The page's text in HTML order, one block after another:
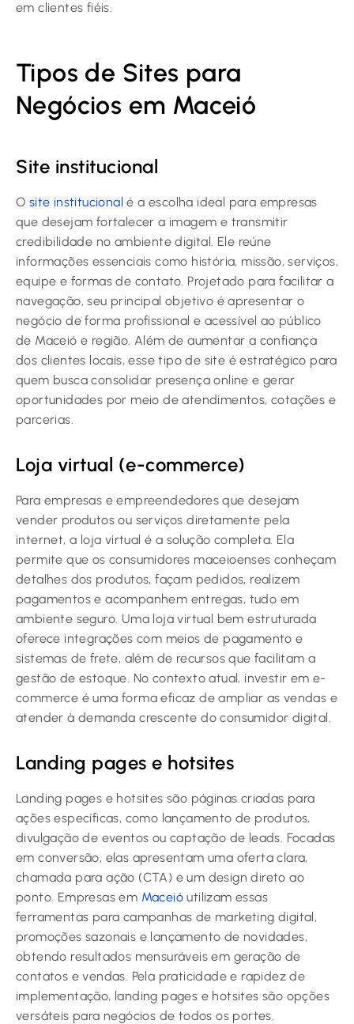
em clientes fiéis.
Tipos de Sites para
Negócios em Maceió
Site institucional
O site institucional é a escolha ideal para empresas
que desejam fortalecer a imagem e transmitir
credibilidade no ambiente digital. Ele reúne
informações essenciais como história, missão, serviços,
equipe e formas de contato. Projetado para facilitar a
navegação, seu principal objetivo é apresentar o
negócio de forma profissional e acessível ao público
de Maceió e região. Além de aumentar a confiança
dos clientes locais, esse tipo de site é estratégico para
quem busca consolidar presença online e gerar
oportunidades por meio de atendimentos, cotações e
parcerias.
Loja virtual (e-commerce)
Para empresas e empreendedores que desejam
vender produtos ou serviços diretamente pela
internet, a loja virtual é a solução completa. Ela
permite que os consumidores maceioenses conheçam
detalhes dos produtos, façam pedidos, realizem
pagamentos e acompanhem entregas, tudo em
ambiente seguro. Uma loja virtual bem estruturada
oferece integrações com meios de pagamento e
sistemas de frete, além de recursos que facilitam a
gestão de estoque. No contexto atual, investir em e-
commerce é uma forma eficaz de ampliar as vendas e
atender à demanda crescente do consumidor digital.
Landing pages e hotsites
Landing pages e hotsites são páginas criadas para
ações específicas, como lançamento de produtos,
divulgação de eventos ou captação de leads. Focadas
em conversão, elas apresentam uma oferta clara,
chamada para ação (CTA) e um design direto ao
ponto. Empresas em Maceió utilizam essas
ferramentas para campanhas de marketing digital,
promoções sazonais e lançamento de novidades,
obtendo resultados mensuráveis em geração de
contatos e vendas. Pela praticidade e rapidez de
implementação, landing pages e hotsites são opções
versáteis para negócios de todos os portes.